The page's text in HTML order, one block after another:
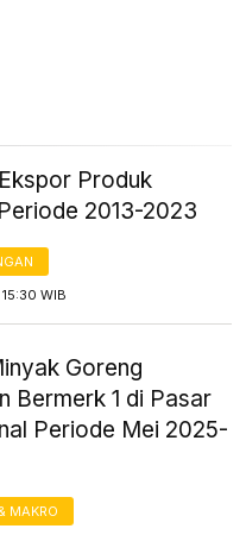
Produk
2013-2023
WIB
Goreng
Bermerk 1 di Pasar
Periode Mei 2025-
MAKRO